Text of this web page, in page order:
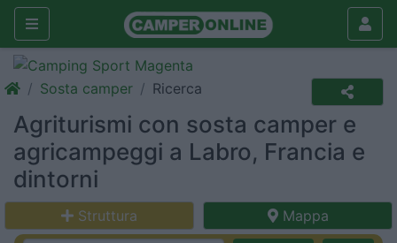
Sosta camper Ricerca
Agriturismi con sosta camper e
agricampeggi a Labro, Francia e
dintorni
Struttura Mappa